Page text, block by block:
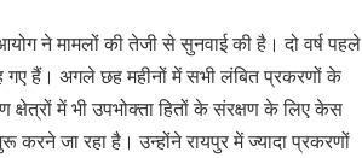
आयोग ने मामलों की तेजी से सुनवाई की है। दो वर्ष पहले
हैं। अगले छह महीनों में सभी लंबित प्रकरणों के
क्षेत्रों में भी उपभोक्ता हितों के संरक्षण के लिए केस
जा रहा है। उन्होंने रायपुर में ज्यादा प्रकरणों